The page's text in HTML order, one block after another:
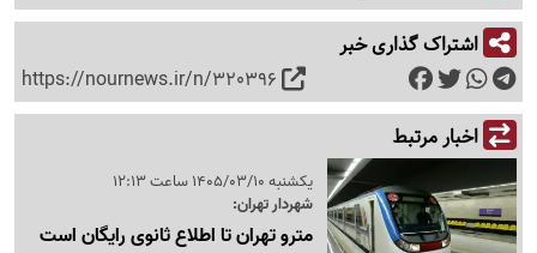
اشتراک گذاری خبر
https://nournews.ir/n/320396
اخبار مرتبط
یکشنبه 1405/03/10 ساعت 12:13
شهردار تهران:
مترو تهران تا اطلاع ثانوی رایگان است